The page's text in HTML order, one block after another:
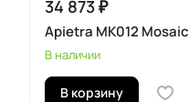
34 873 ₽
Apietra MK012 Mosaic
В наличии
В корзину